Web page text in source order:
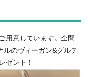
用意しています。全問
ルのヴィーガン&グルテ
ゼント！